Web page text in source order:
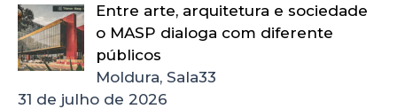
Entre arte, arquitetura e sociedade
o MASP dialoga com diferente
públicos
Moldura, Sala33
31 de julho de 2026